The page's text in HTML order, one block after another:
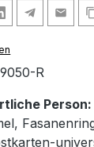
R
Person: